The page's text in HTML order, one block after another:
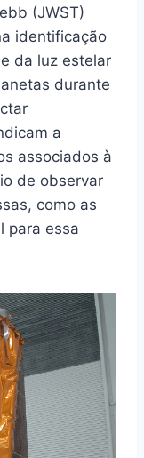
(JWST)
identificação
da luz estelar
durante
a
associados à
de observar
como as
para essa